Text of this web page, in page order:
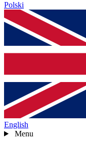
Polski
English
Menu